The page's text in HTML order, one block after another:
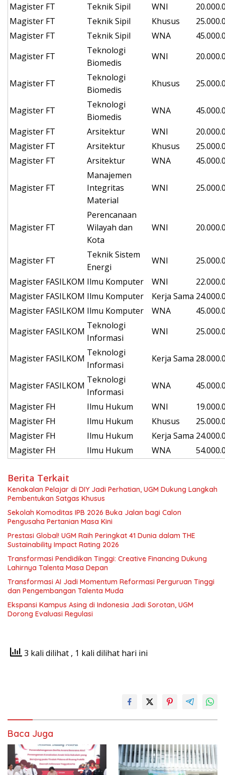
Magister FT Teknik Sipil WNI
Magister FT Teknik Sipil Khusus
Magister FT Teknik Sipil WNA
Magister FT
Teknologi
Biomedis
WNI
Magister FT
Teknologi
Biomedis
Khusus
Magister FT
Teknologi
Biomedis
WNA
Magister FT Arsitektur WNI
Magister FT Arsitektur Khusus
Magister FT Arsitektur WNA
Magister FT
Manajemen
Integritas
Material
WNI
Magister FT
Perencanaan
Wilayah dan
Kota
WNI
Magister FT
Teknik Sistem
Energi
WNI
Magister FASILKOM Ilmu Komputer WNI
Magister FASILKOM Ilmu Komputer Kerja Sama
Magister FASILKOM Ilmu Komputer WNA
Magister FASILKOM
Teknologi
Informasi
WNI
Magister FASILKOM
Teknologi
Informasi
Kerja Sama
Magister FASILKOM
Teknologi
Informasi
WNA
Magister FH Ilmu Hukum WNI
Magister FH Ilmu Hukum Khusus
Magister FH Ilmu Hukum Kerja Sama
Magister FH Ilmu Hukum WNA
Berita Terkait
Kenakalan Pelajar di DIY Jadi Perhatian, UGM Dukung Langkah
Pembentukan Satgas Khusus
Sekolah Komoditas IPB 2026 Buka Jalan bagi Calon
Pengusaha Pertanian Masa Kini
Prestasi Global! UGM Raih Peringkat 41 Dunia dalam THE
Sustainability Impact Rating 2026
Transformasi Pendidikan Tinggi: Creative Financing Dukung
Lahirnya Talenta Masa Depan
Transformasi AI Jadi Momentum Reformasi Perguruan Tinggi
dan Pengembangan Talenta Muda
Ekspansi Kampus Asing di Indonesia Jadi Sorotan, UGM
Dorong Evaluasi Regulasi
3 kali dilihat , 1 kali dilihat hari ini
Baca Juga